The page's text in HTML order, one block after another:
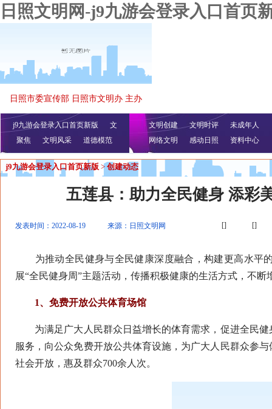
日照文明网-j9九游会登录入口首页
日照市委宣传部 日照市文明办 主办
j9九游会登录入口首页新版
文
明播报
公益视频
聚焦 文明风采 道德模范
文明创建 文明时评
未成年人
网络文明
感动日照 资料中心
j9九游会登录入口首页新版 > 创建动态
五莲县：助力全民健身 添彩
发表时间：2022-08-19 来源：日照文明网 [] []
为推动全民健身与全民健康深度融合，构建更高水平
展“全民健身周”主题活动，传播积极健康的生活方式，不
1、免费开放公共体育场馆
为满足广大人民群众日益增长的体育需求，促进全民健
服务，向公众免费开放公共体育设施，为广大人民群众参
社会开放，惠及群众700余人次。